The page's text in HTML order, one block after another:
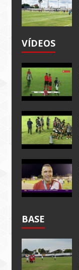
VÍDEOS
BASE